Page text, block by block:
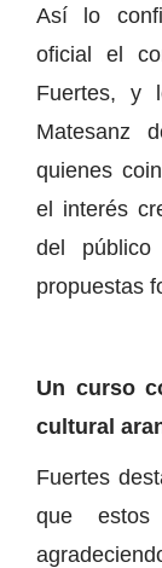
Así lo
oficial el
Fuertes, y
Matesanz
quienes
el interés
del
propuestas
Un curso
cultural
Fuertes
que